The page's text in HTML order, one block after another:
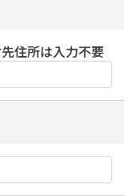
住所は入力不要